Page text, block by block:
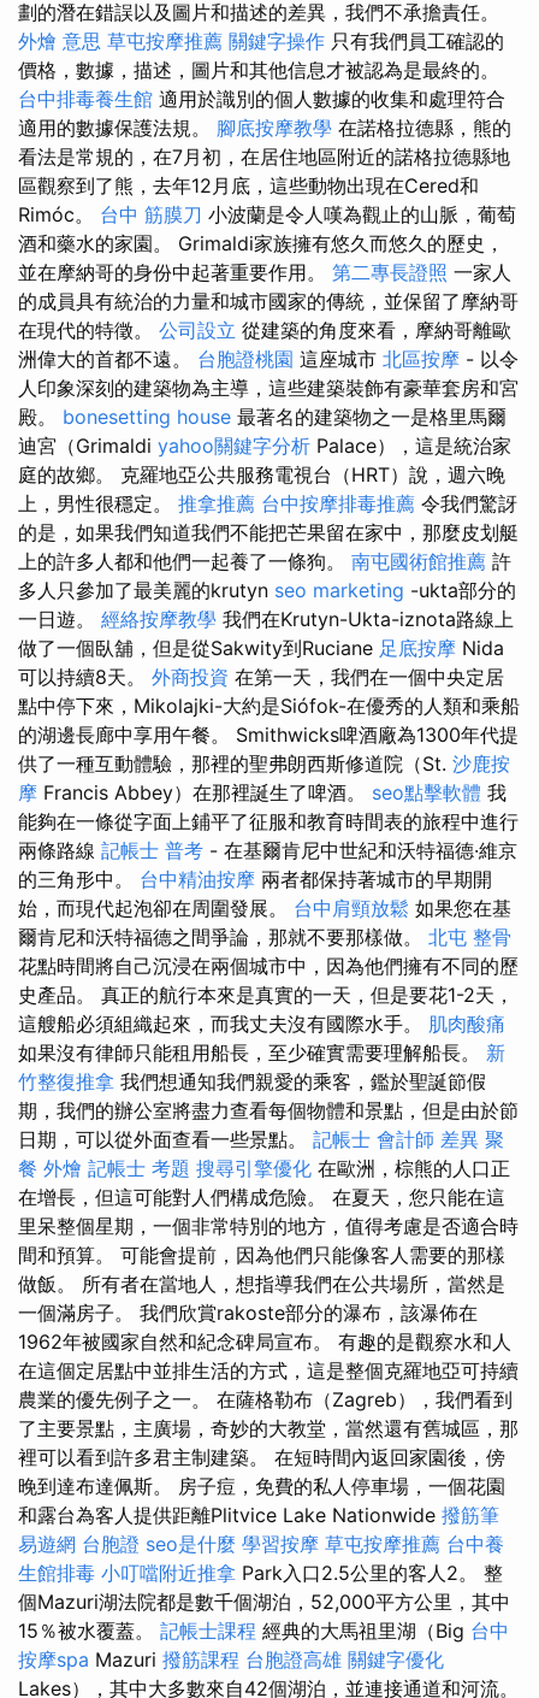
劃的潛在錯誤以及圖片和描述的差異，我們不承擔責任。
外燴 意思 草屯按摩推薦 關鍵字操作 只有我們員工確認的
價格，數據，描述，圖片和其他信息才被認為是最終的。
台中排毒養生館 適用於識別的個人數據的收集和處理符合
適用的數據保護法規。 腳底按摩教學 在諾格拉德縣，熊的
看法是常規的，在7月初，在居住地區附近的諾格拉德縣地
區觀察到了熊，去年12月底，這些動物出現在Cered和
Rimóc。 台中 筋膜刀 小波蘭是令人嘆為觀止的山脈，葡萄
酒和藥水的家園。 Grimaldi家族擁有悠久而悠久的歷史，
並在摩納哥的身份中起著重要作用。 第二專長證照 一家人
的成員具有統治的力量和城市國家的傳統，並保留了摩納哥
在現代的特徵。 公司設立 從建築的角度來看，摩納哥離歐
洲偉大的首都不遠。 台胞證桃園 這座城市 北區按摩 - 以令
人印象深刻的建築物為主導，這些建築裝飾有豪華套房和宮
殿。 bonesetting house 最著名的建築物之一是格里馬爾
迪宮（Grimaldi yahoo關鍵字分析 Palace），這是統治家
庭的故鄉。 克羅地亞公共服務電視台（HRT）說，週六晚
上，男性很穩定。 推拿推薦 台中按摩排毒推薦 令我們驚訝
的是，如果我們知道我們不能把芒果留在家中，那麼皮划艇
上的許多人都和他們一起養了一條狗。 南屯國術館推薦 許
多人只參加了最美麗的krutyn seo marketing -ukta部分的
一日遊。 經絡按摩教學 我們在Krutyn-Ukta-iznota路線上
做了一個臥舖，但是從Sakwity到Ruciane 足底按摩 Nida
可以持續8天。 外商投資 在第一天，我們在一個中央定居
點中停下來，Mikolajki-大約是Siófok-在優秀的人類和乘船
的湖邊長廊中享用午餐。 Smithwicks啤酒廠為1300年代提
供了一種互動體驗，那裡的聖弗朗西斯修道院（St. 沙鹿按
摩 Francis Abbey）在那裡誕生了啤酒。 seo點擊軟體 我
能夠在一條從字面上鋪平了征服和教育時間表的旅程中進行
兩條路線 記帳士 普考 - 在基爾肯尼中世紀和沃特福德·維京
的三角形中。 台中精油按摩 兩者都保持著城市的早期開
始，而現代起泡卻在周圍發展。 台中肩頸放鬆 如果您在基
爾肯尼和沃特福德之間爭論，那就不要那樣做。 北屯 整骨
花點時間將自己沉浸在兩個城市中，因為他們擁有不同的歷
史產品。 真正的航行本來是真實的一天，但是要花1-2天，
這艘船必須組織起來，而我丈夫沒有國際水手。 肌肉酸痛
如果沒有律師只能租用船長，​​至少確實需要理解船長。 新
竹整復推拿 我們想通知我們親愛的乘客，鑑於聖誕節假
期，我們的辦公室將盡力查看每個物體和景點，但是由於節
日期，可以從外面查看一些景點。 記帳士 會計師 差異 聚
餐 外燴 記帳士 考題 搜尋引擎優化 在歐洲，棕熊的人口正
在增長，但這可能對人們構成危險。 在夏天，您只能在這
里呆整個星期，一個非常特別的地方，值得考慮是否適合時
間和預算。 可能會提前，因為他們只能像客人需要的那樣
做飯。 所有者在當地人，想指導我們在公共場所，當然是
一個滿房子。 我們欣賞rakoste部分的瀑布，該瀑佈在
1962年被國家自然和紀念碑局宣布。 有趣的是觀察水和人
在這個定居點中並排生活的方式，這是整個克羅地亞可持續
農業的優先例子之一。 在薩格勒布（Zagreb），我們看到
了主要景點，主廣場，奇妙的大教堂，當然還有舊城區，那
裡可以看到許多君主制建築。 在短時間內返回家園後，傍
晚到達布達佩斯。 房子痘，免費的私人停車場，一個花園
和露台為客人提供距離Plitvice Lake Nationwide 撥筋筆
易遊網 台胞證 seo是什麼 學習按摩 草屯按摩推薦 台中養
生館排毒 小叮噹附近推拿 Park入口2.5公里的客人2。 整
個Mazuri湖法院都是數千個湖泊，52,000平方公里，其中
15％被水覆蓋。 記帳士課程 經典的大馬祖里湖（Big 台中
按摩spa Mazuri 撥筋課程 台胞證高雄 關鍵字優化
Lakes），其中大多數來自42個湖泊，並連接通道和河流。